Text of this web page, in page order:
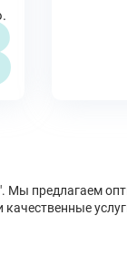
Мы предлагаем